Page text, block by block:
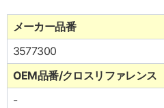
メーカー品番
3577300
OEM品番/クロスリファレンス
-